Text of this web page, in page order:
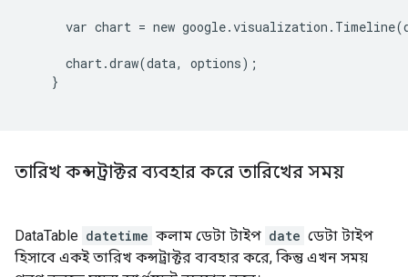
var chart = new
      chart.draw(data, options);
    }
তারিখ কন্সট্রাক্টর ব্যবহার করে তারিখের সময়
DataTable datetime কলাম ডেটা টাইপ date ডেটা টাইপ
হিসাবে একই তারিখ কন্সট্রাক্টর ব্যবহার করে, কিন্তু এখন সময়